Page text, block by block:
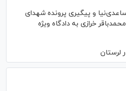
و پیگیری پرونده شهدای
خرازی به دادگاه ویژه
لرستان